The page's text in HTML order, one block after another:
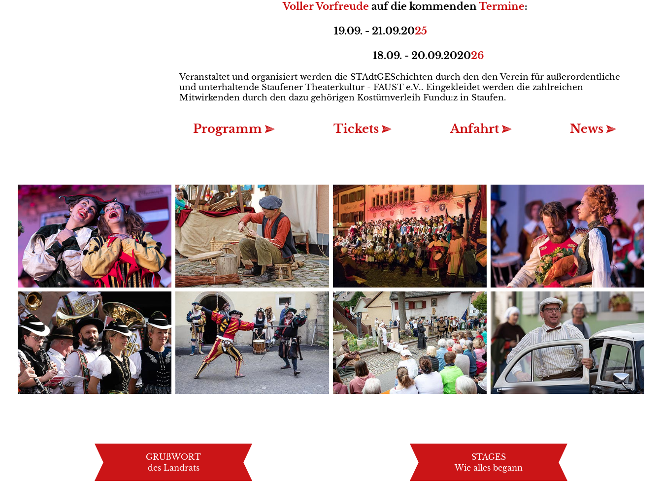
Voller Vorfreude auf die kommendenTermine:
19.09. - 21.09.2025
18.09. - 20.09.202026
Veranstaltet und organisiert werden die STAdtGESchichten durch den den Verein für außerordentliche
und unterhaltende Staufener Theaterkultur - FAUST e.V.. Eingekleidet werden die zahlreichen
Mitwirkenden durch den dazu gehörigen Kostümverleih Fundu:z in Staufen.
Programm Tickets Anfahrt News
GRUßWORT
des Landrats
STAGES
Wie alles begann